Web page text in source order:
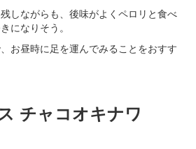
しながらも、後味がよくペロリと食べ
になりそう。
お昼時に足を運んでみることをおすす
チャコオキナワ